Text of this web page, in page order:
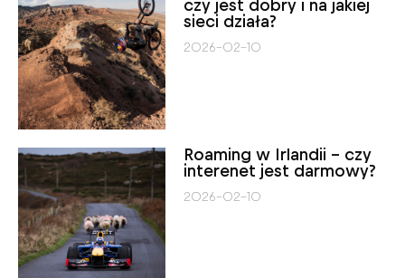
czy jest dobry i na jakiej
sieci działa?
2026-02-10
Roaming w Irlandii – czy
interenet jest darmowy?
2026-02-10